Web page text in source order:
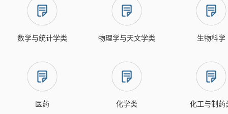
数学与统计学类 物理学与天文学类 生物科学
医药 化学类 化工与制药